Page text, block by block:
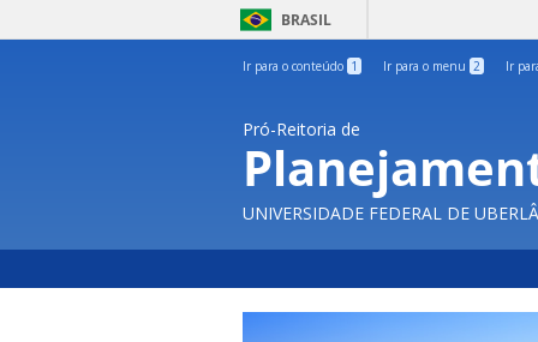
BRASIL
Ir para o conteúdo 1 Ir para o menu 2 Ir
Pró-Reitoria de
UNIVERSIDADE FEDERAL DE